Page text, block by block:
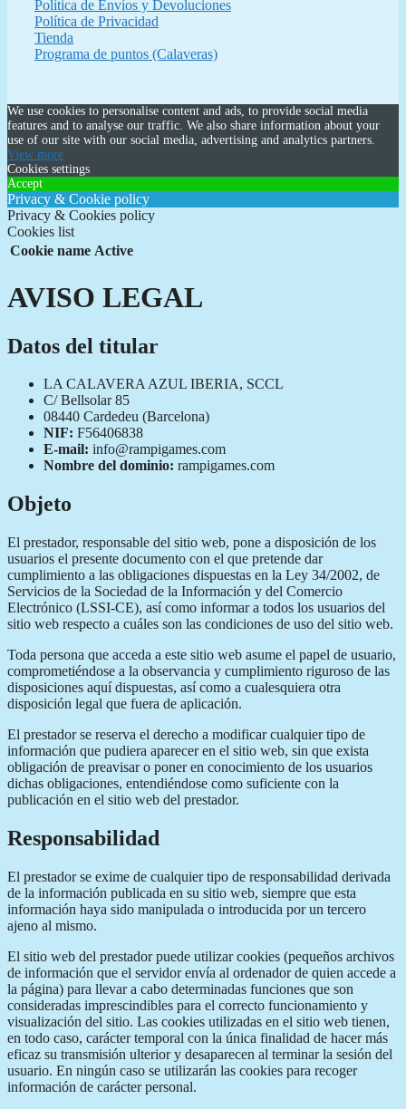
Política de Envíos y Devoluciones
Política de Privacidad
Tienda
Programa de puntos (Calaveras)
We use cookies to personalise content and ads, to provide social media
features and to analyse our traffic. We also share information about your
use of our site with our social media, advertising and analytics partners.
View more
Cookies settings
Accept
Privacy & Cookie policy
Privacy & Cookies policy
Cookies list
Cookie name Active
AVISO LEGAL
Datos del titular
LA CALAVERA AZUL IBERIA, SCCL
C/ Bellsolar 85
08440 Cardedeu (Barcelona)
NIF: F56406838
E-mail: info@rampigames.com
Nombre del dominio: rampigames.com
Objeto
El prestador, responsable del sitio web, pone a disposición de los
usuarios el presente documento con el que pretende dar
cumplimiento a las obligaciones dispuestas en la Ley 34/2002, de
Servicios de la Sociedad de la Información y del Comercio
Electrónico (LSSI-CE), así como informar a todos los usuarios del
sitio web respecto a cuáles son las condiciones de uso del sitio web.
Toda persona que acceda a este sitio web asume el papel de usuario,
comprometiéndose a la observancia y cumplimiento riguroso de las
disposiciones aquí dispuestas, así como a cualesquiera otra
disposición legal que fuera de aplicación.
El prestador se reserva el derecho a modificar cualquier tipo de
información que pudiera aparecer en el sitio web, sin que exista
obligación de preavisar o poner en conocimiento de los usuarios
dichas obligaciones, entendiéndose como suficiente con la
publicación en el sitio web del prestador.
Responsabilidad
El prestador se exime de cualquier tipo de responsabilidad derivada
de la información publicada en su sitio web, siempre que esta
información haya sido manipulada o introducida por un tercero
ajeno al mismo.
El sitio web del prestador puede utilizar cookies (pequeños archivos
de información que el servidor envía al ordenador de quien accede a
la página) para llevar a cabo determinadas funciones que son
consideradas imprescindibles para el correcto funcionamiento y
visualización del sitio. Las cookies utilizadas en el sitio web tienen,
en todo caso, carácter temporal con la única finalidad de hacer más
eficaz su transmisión ulterior y desaparecen al terminar la sesión del
usuario. En ningún caso se utilizarán las cookies para recoger
información de carácter personal.